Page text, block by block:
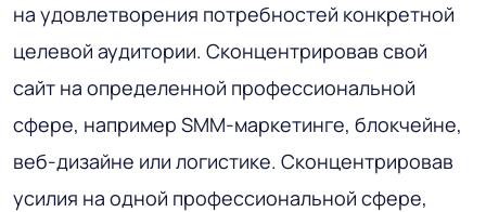
на удовлетворения потребностей конкретной
целевой аудитории. Сконцентрировав свой
сайт на определенной профессиональной
сфере, например SMM-маркетинге, блокчейне,
веб-дизайне или логистике. Сконцентрировав
усилия на одной профессиональной сфере,